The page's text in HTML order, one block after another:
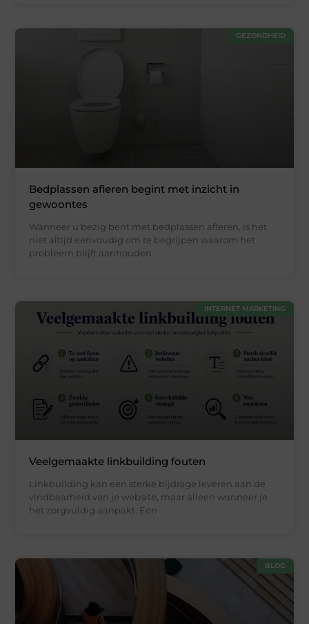
GEZONDHEID
Bedplassen afleren begint met inzicht in
gewoontes
Wanneer u bezig bent met bedplassen afleren, is het
niet altijd eenvoudig om te begrijpen waarom het
probleem blijft aanhouden.
INTERNET MARKETING
Veelgemaakte linkbuilding fouten
Linkbuilding kan een sterke bijdrage leveren aan de
vindbaarheid van je website, maar alleen wanneer je
het zorgvuldig aanpakt. Een
BLOG